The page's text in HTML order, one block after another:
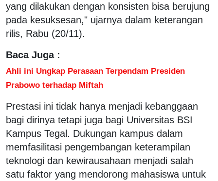
yang dilakukan dengan konsisten bisa berujung
pada kesuksesan," ujarnya dalam keterangan
rilis, Rabu (20/11).
Baca Juga :
Ahli ini Ungkap Perasaan Terpendam Presiden
Prabowo terhadap Miftah
Prestasi ini tidak hanya menjadi kebanggaan
bagi dirinya tetapi juga bagi Universitas BSI
Kampus Tegal. Dukungan kampus dalam
memfasilitasi pengembangan keterampilan
teknologi dan kewirausahaan menjadi salah
satu faktor yang mendorong mahasiswa untuk